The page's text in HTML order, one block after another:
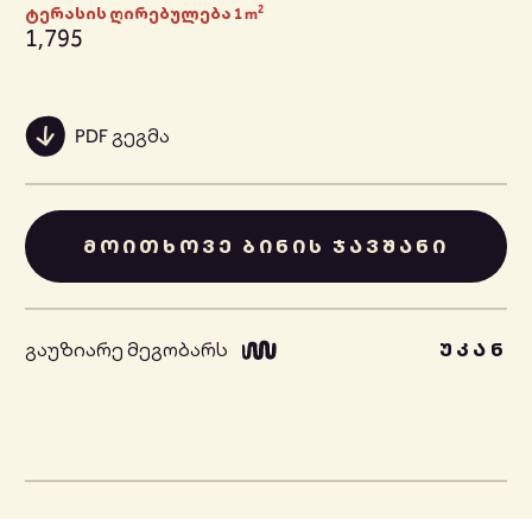
ტერასის ღირებულება 1 m2
1,795
PDF გეგმა
ᲛᲝᲘᲗᲮᲝᲕᲔ ᲑᲘᲜᲘᲡ ᲯᲐᲕᲨᲐᲜᲘ
გაუზიარე მეგობარს ᲣᲙᲐᲜ